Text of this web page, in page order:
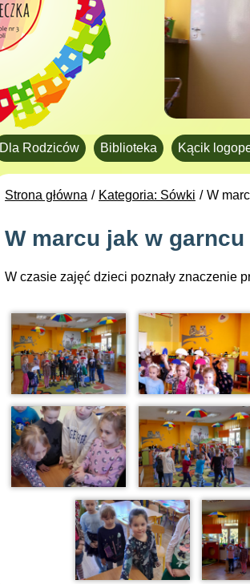
Dla Rodziców Biblioteka Kącik
Strona główna Kategoria: Sówki W
W marcu jak w garncu
W czasie zajęć dzieci poznały znaczenie